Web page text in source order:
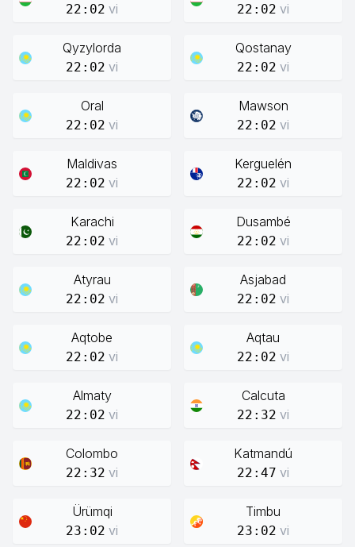
22:02 vi 22:02 vi
Qyzylorda
22:02 vi
Qostanay
22:02 vi
Oral
22:02 vi
Mawson
22:02 vi
Maldivas
22:02 vi
Kerguelén
22:02 vi
Karachi
22:02 vi
Dusambé
22:02 vi
Atyrau
22:02 vi
Asjabad
22:02 vi
Aqtobe
22:02 vi
Aqtau
22:02 vi
Almaty
22:02 vi
Calcuta
22:32 vi
Colombo
22:32 vi
Katmandú
22:47 vi
Ürümqi
23:02 vi
Timbu
23:02 vi